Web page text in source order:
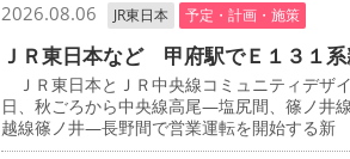
2026.08.06 JR東日本 予定・計画・施策
ＪＲ東日本など 甲府駅でＥ１３１
ＪＲ東日本とＪＲ中央線コミュニティデザ
日、秋ごろから中央線高尾―塩尻間、篠ノ井
越線篠ノ井―長野間で営業運転を開始する新